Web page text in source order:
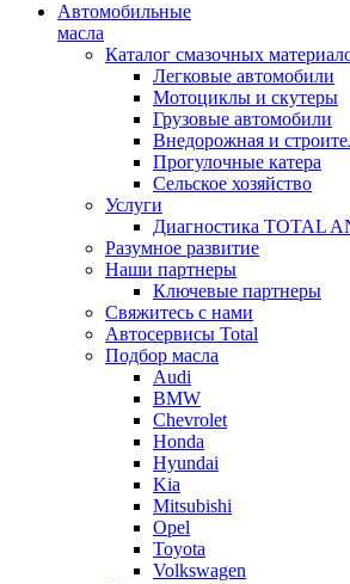
Автомобильные
масла
Каталог смазочных
Легковые автомобили
Мотоциклы и скутеры
Грузовые автомобили
Внедорожная и
Прогулочные катера
Сельское хозяйство
Услуги
Диагностика TOTAL
Разумное развитие
Наши партнеры
Ключевые партнеры
Свяжитесь с нами
Автосервисы Total
Подбор масла
Audi
BMW
Chevrolet
Honda
Hyundai
Kia
Mitsubishi
Opel
Toyota
Volkswagen